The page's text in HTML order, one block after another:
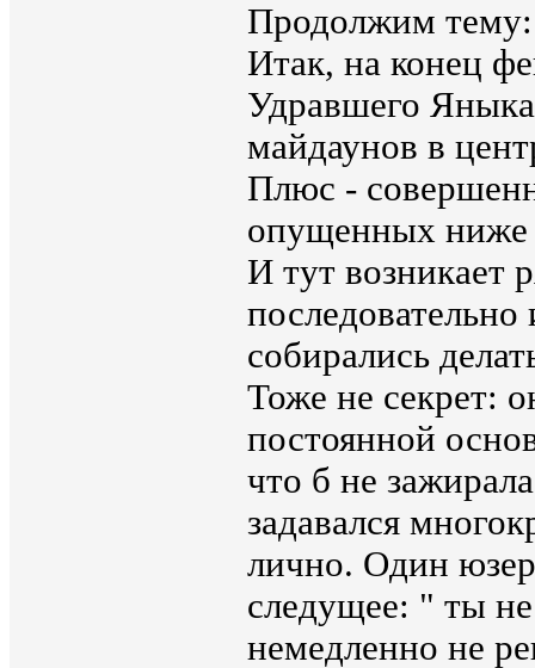
Продолжим тему:
Итак, на конец
Удравшего
майдаунов в
Плюс -
опущенных ниже
И тут возникает
собирались
Тоже не секрет:
постоянной
что б не
задавался
лично. Один
следущее: " ты
немедленно не